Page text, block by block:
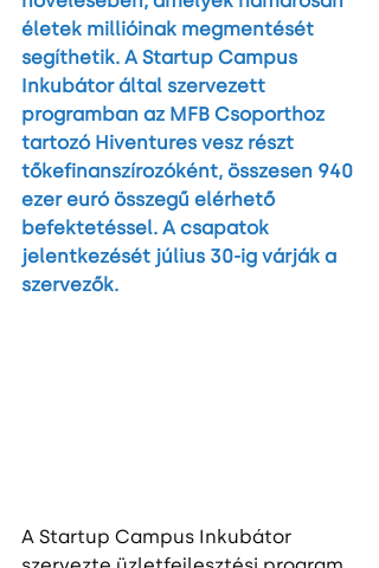
életek millióinak megmentését
segíthetik. A Startup Campus
Inkubátor által szervezett
programban az MFB Csoporthoz
tartozó Hiventures vesz részt
tőkefinanszírozóként, összesen 940
ezer euró összegű elérhető
befektetéssel. A csapatok
jelentkezését július 30-ig várják a
szervezők.
A Startup Campus Inkubátor